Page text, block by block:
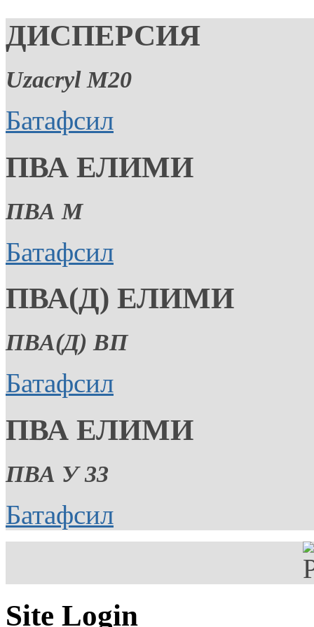
ДИСПЕРСИЯ
Uzacryl M20
Батафсил
ПВА ЕЛИМИ
ПВА М
Батафсил
ПВА(Д) ЕЛИМИ
ПВА(Д) ВП
Батафсил
ПВА ЕЛИМИ
ПВА У 33
Батафсил
Site Login